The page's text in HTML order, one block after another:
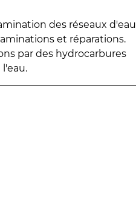
des réseaux d'eau
et réparations.
par des hydrocarbures